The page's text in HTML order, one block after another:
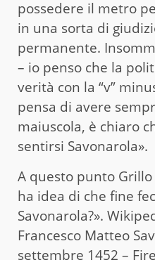
possedere il metro
in una sorta di
permanente.
– io penso che la
verità con la “v”
pensa di avere
maiuscola, è chiaro
sentirsi Savonarola».
A questo punto
ha idea di che fine
Savonarola?».
Francesco Matteo
settembre 1452 –